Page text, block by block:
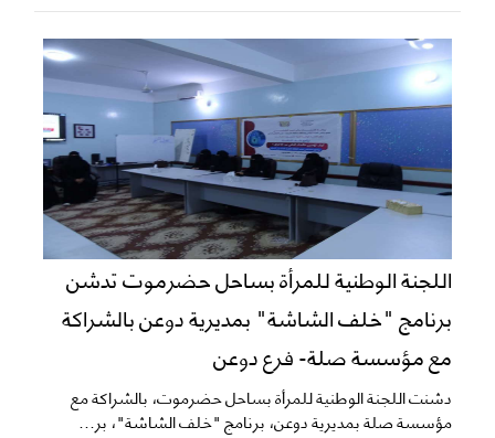
اللجنة الوطنية للمرأة بساحل حضرموت تدشن
برنامج "خلف الشاشة" بمديرية دوعن بالشراكة
مع مؤسسة صلة- فرع دوعن
دشنت اللجنة الوطنية للمرأة بساحل حضرموت، بالشراكة مع
مؤسسة صلة بمديرية دوعن، برنامج "خلف الشاشة"، بر...